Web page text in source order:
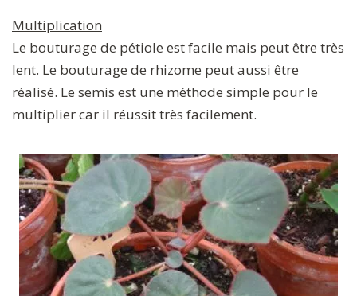
Multiplication
Le bouturage de pétiole est facile mais peut être très
lent. Le bouturage de rhizome peut aussi être
réalisé. Le semis est une méthode simple pour le
multiplier car il réussit très facilement.